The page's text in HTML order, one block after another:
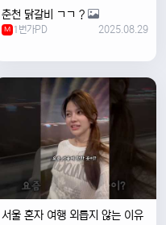
춘천 닭갈비 ㄱㄱ ?
M 1번가PD 2025.08.29
서울 혼자 여행 외릅지 않는 이유